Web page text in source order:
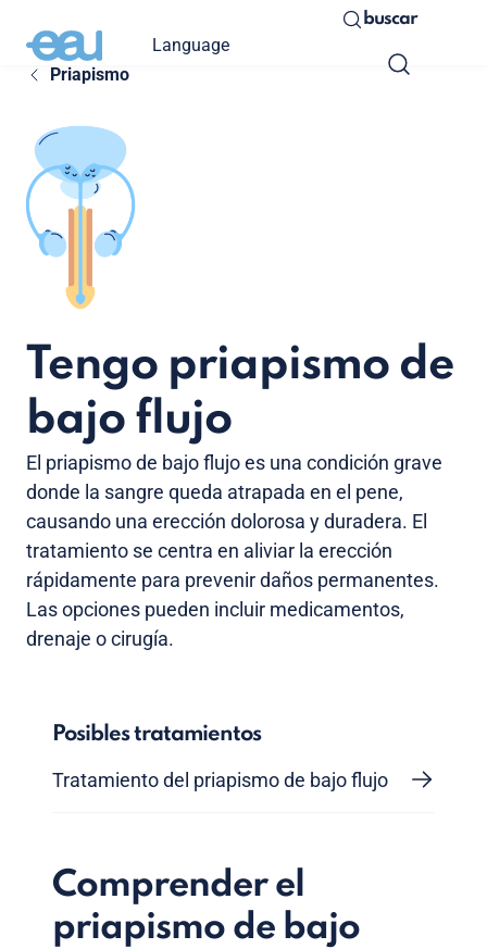
Language
buscar
Priapismo
Tengo priapismo de
bajo flujo
El priapismo de bajo flujo es una condición grave
donde la sangre queda atrapada en el pene,
causando una erección dolorosa y duradera. El
tratamiento se centra en aliviar la erección
rápidamente para prevenir daños permanentes.
Las opciones pueden incluir medicamentos,
drenaje o cirugía.
Posibles tratamientos
Tratamiento del priapismo de bajo flujo
Comprender el
priapismo de bajo